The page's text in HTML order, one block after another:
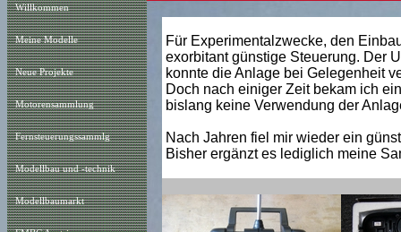
Willkommen
Meine Modelle
Neue Projekte
Motorensammlung
Fernsteuerungssammlg
Modellbau und -technik
Modellbaumarkt
Für Experimentalzwecke, den
exorbitant günstige Steuerung. Der
konnte die Anlage bei Gelegenheit
Doch nach einiger Zeit bekam ich
bislang keine Verwendung der
Nach Jahren fiel mir wieder ein
Bisher ergänzt es lediglich meine